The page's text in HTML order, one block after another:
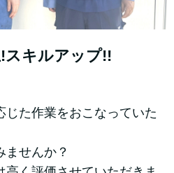
スキルアップ!!
じた作業をおこなっていた
ませんか？